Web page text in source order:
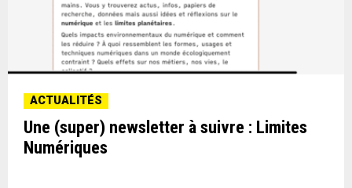
ACTUALITÉS
Une (super) newsletter à suivre : Limites
Numériques